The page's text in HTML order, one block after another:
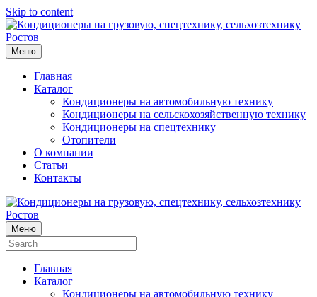
Skip to content
Меню
Главная
Каталог
Кондиционеры на автомобильную технику
Кондиционеры на сельскохозяйственную технику
Кондиционеры на спецтехнику
Отопители
О компании
Статьи
Контакты
Меню
Главная
Каталог
Кондиционеры на автомобильную технику